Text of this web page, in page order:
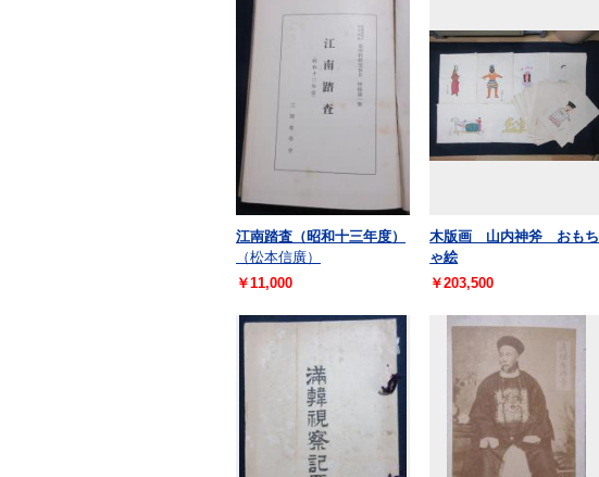
江南踏査（昭和十三年度）
（松本信廣）
￥11,000
木版画 山内神斧 おもち
ゃ絵
￥203,500